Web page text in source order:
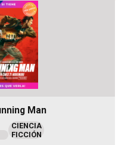
Man
CIENCIA
FICCIÓN